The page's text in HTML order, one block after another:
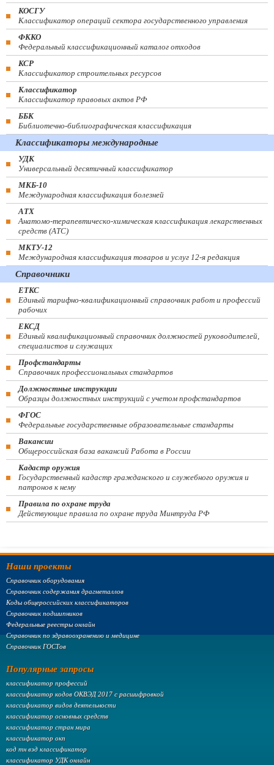
КОСГУ
Классификатор операций сектора государственного управления
ФККО
Федеральный классификационный каталог отходов
КСР
Классификатор строительных ресурсов
Классификатор
Классификатор правовых актов РФ
ББК
Библиотечно-библиографическая классификация
Классификаторы международные
УДК
Универсальный десятичный классификатор
МКБ-10
Международная классификация болезней
АТХ
Анатомо-терапевтическо-химическая классификация лекарственных
средств (ATC)
МКТУ-12
Международная классификация товаров и услуг 12-я редакция
Справочники
ЕТКС
Единый тарифно-квалификационный справочник работ и профессий
рабочих
ЕКСД
Единый квалификационный справочник должностей руководителей,
специалистов и служащих
Профстандарты
Справочник профессиональных стандартов
Должностные инструкции
Образцы должностных инструкций с учетом профстандартов
ФГОС
Федеральные государственные образовательные стандарты
Вакансии
Общероссийская база вакансий Работа в России
Кадастр оружия
Государственный кадастр гражданского и служебного оружия и
патронов к нему
Правила по охране труда
Действующие правила по охране труда Минтруда РФ
Наши проекты
Справочник оборудования
Справочник содержания драгметаллов
Коды общероссийских классификаторов
Справочник подшипников
Федеральные реестры онлайн
Справочник по здравоохранению и медицине
Справочник ГОСТов
Популярные запросы
классификатор профессий
классификатор кодов ОКВЭД 2017 с расшифровкой
классификатор видов деятельности
классификатор основных средств
классификатор стран мира
классификатор окп
код тн вэд классификатор
классификатор УДК онлайн